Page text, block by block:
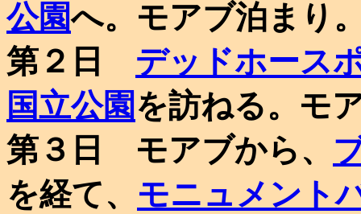
公園へ。モアブ泊まり
第２日 デッドホース
国立公園 を訪ねる。モ
第３日 モアブから、
を経て、 モニュメント